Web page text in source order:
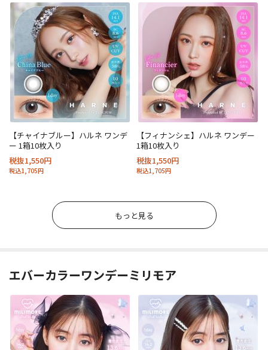
【チャイナブルー】ハルネ ワンデ
ー 1箱10枚入り
税抜1,550円
税込1,705円
【フィナンシェ】ハルネ ワンデー
1箱10枚入り
税抜1,550円
税込1,705円
もっと見る
エバーカラーワンデーミリモア